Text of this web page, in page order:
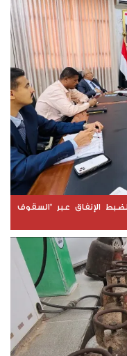
الإنفاق عبر "السقوف